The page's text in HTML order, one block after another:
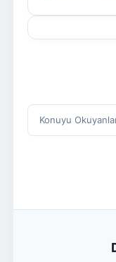
Konuyu